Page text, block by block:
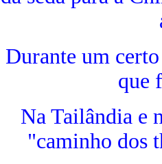
Durante um
que
Na Tailândia e
"caminho dos